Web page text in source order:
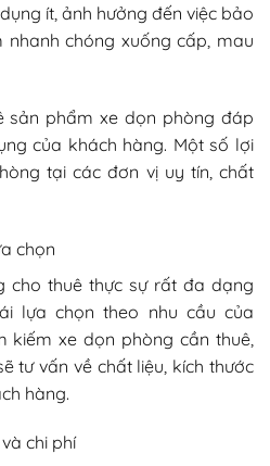
ít, ảnh hưởng đến việc bảo
chóng xuống cấp, mau
sản phẩm xe dọn phòng đáp
của khách hàng. Một số lợi
tại các đơn vị uy tín, chất
chọn
cho thuê thực sự rất đa dạng
lựa chọn theo nhu cầu của
kiếm xe dọn phòng cần thuê,
tư vấn về chất liệu, kích thước
hàng.
chi phí